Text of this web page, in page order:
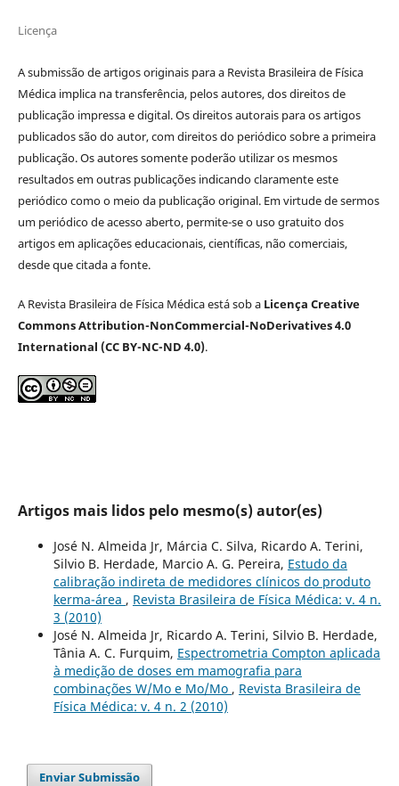
Licença
A submissão de artigos originais para a Revista Brasileira de Física
Médica implica na transferência, pelos autores, dos direitos de
publicação impressa e digital. Os direitos autorais para os artigos
publicados são do autor, com direitos do periódico sobre a primeira
publicação. Os autores somente poderão utilizar os mesmos
resultados em outras publicações indicando claramente este
periódico como o meio da publicação original. Em virtude de sermos
um periódico de acesso aberto, permite-se o uso gratuito dos
artigos em aplicações educacionais, científicas, não comerciais,
desde que citada a fonte.
A Revista Brasileira de Física Médica está sob a Licença Creative
Commons Attribution-NonCommercial-NoDerivatives 4.0
International (CC BY-NC-ND 4.0).
Artigos mais lidos pelo mesmo(s) autor(es)
José N. Almeida Jr, Márcia C. Silva, Ricardo A. Terini,
Silvio B. Herdade, Marcio A. G. Pereira, Estudo da
calibração indireta de medidores clínicos do produto
kerma-área , Revista Brasileira de Física Médica: v. 4 n.
3 (2010)
José N. Almeida Jr, Ricardo A. Terini, Silvio B. Herdade,
Tânia A. C. Furquim, Espectrometria Compton aplicada
à medição de doses em mamografia para
combinações W/Mo e Mo/Mo , Revista Brasileira de
Física Médica: v. 4 n. 2 (2010)
Enviar Submissão